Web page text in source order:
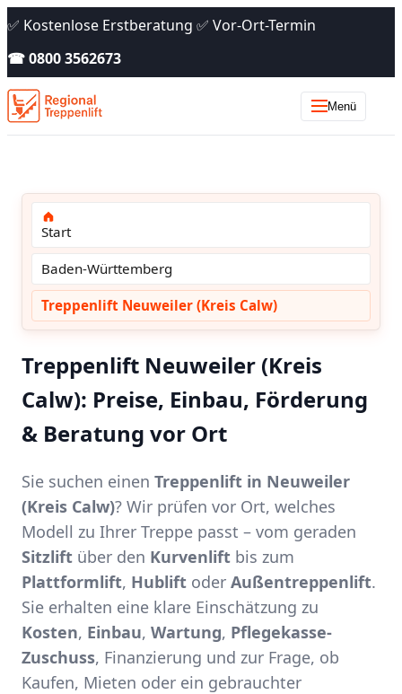
✅ Kostenlose Erstberatung ✅ Vor-Ort-Termin
☎ 0800 3562673
Menü
Start
Baden-Württemberg
Treppenlift Neuweiler (Kreis Calw)
Treppenlift Neuweiler (Kreis
Calw): Preise, Einbau, Förderung
& Beratung vor Ort
Sie suchen einen Treppenlift in Neuweiler
(Kreis Calw)? Wir prüfen vor Ort, welches
Modell zu Ihrer Treppe passt – vom geraden
Sitzlift über den Kurvenlift bis zum
Plattformlift, Hublift oder Außentreppenlift.
Sie erhalten eine klare Einschätzung zu
Kosten, Einbau, Wartung, Pflegekasse-
Zuschuss, Finanzierung und zur Frage, ob
Kaufen, Mieten oder ein gebrauchter